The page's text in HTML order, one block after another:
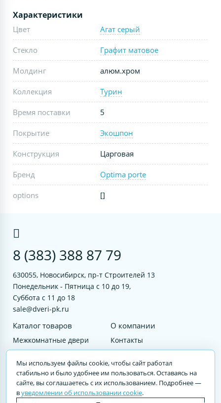
Характеристики
Цвет Агат серый
Стекло Графит матовое
Молдинг алюм.хром
Коллекция Турин
Время поставки 5
Покрытие Экошпон
Конструкция Царговая
Бренд Optima porte
options []
8 (383) 388 87 79
630055, Новосибирск, пр-т Строителей 13
Понедельник - Пятница с 10 до 19,
Суббота с 11 до 18
sale@dveri-pk.ru
Каталог товаров
Межкомнатные двери
Входные двери
Услуги
О компании
Контакты
© 2023 DVERI-PK.RU Авторские права защищены. Полное или частичное
Мы используем файлы cookie, чтобы сайт работал
стабильно и было удобнее им пользоваться. Оставаясь на
сайте, вы соглашаетесь с их использованием. Подробнее —
вуведомлении об использовании cookie.